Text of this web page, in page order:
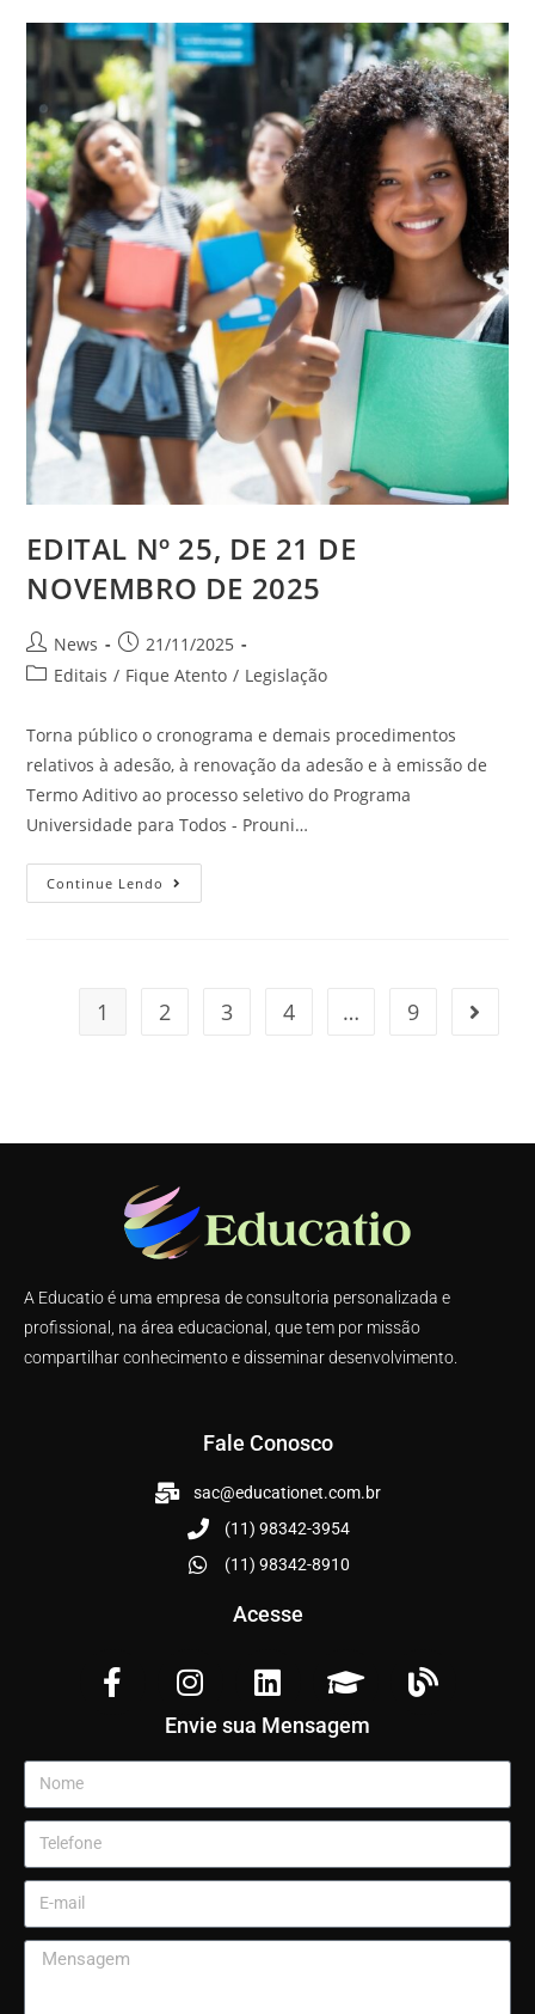
EDITAL Nº 25, DE 21 DE
NOVEMBRO DE 2025
News
21/11/2025
Editais / Fique Atento / Legislação
Torna público o cronograma e demais procedimentos
relativos à adesão, à renovação da adesão e à emissão de
Termo Aditivo ao processo seletivo do Programa
Universidade para Todos - Prouni…
Continue Lendo
1 2 3 4 … 9
A Educatio é uma empresa de consultoria personalizada e
profissional, na área educacional, que tem por missão
compartilhar conhecimento e disseminar desenvolvimento.
Fale Conosco
sac@educationet.com.br
(11) 98342-3954
(11) 98342-8910
Acesse
Envie sua Mensagem